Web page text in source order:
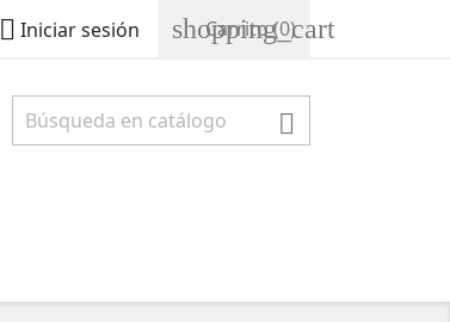
 Iniciar sesión shopping_cart
Carrito(0)
